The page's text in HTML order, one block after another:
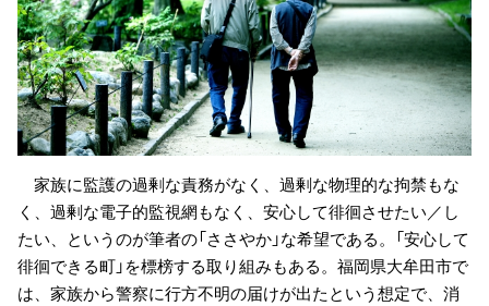
家族に監護の過剰な責務がなく、過剰な物理的な拘禁もな
く、過剰な電子的監視網もなく、安心して徘徊させたい／し
たい、というのが筆者の「ささやか」な希望である。「安心して
徘徊できる町」を標榜する取り組みもある。福岡県大牟田市で
は、家族から警察に行方不明の届けが出たという想定で、消